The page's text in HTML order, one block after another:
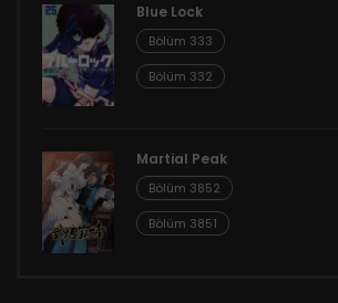
Blue Lock
Bölüm 333
Bölüm 332
Martial Peak
Bölüm 3852
Bölüm 3851